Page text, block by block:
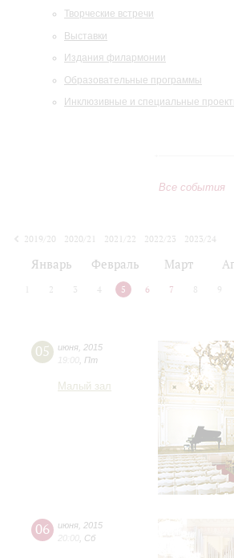
Творческие встречи
Выставки
Издания филармонии
Образовательные программы
Инклюзивные и специальные
Все события
2019/20
2020/21 2021/22 2022/23
2023/24
Январь Февраль Март
2 3 4 5 6 7 8 9
05 июня 2015
19:00 Пт
Малый зал
06 июня 2015
20:00 Сб